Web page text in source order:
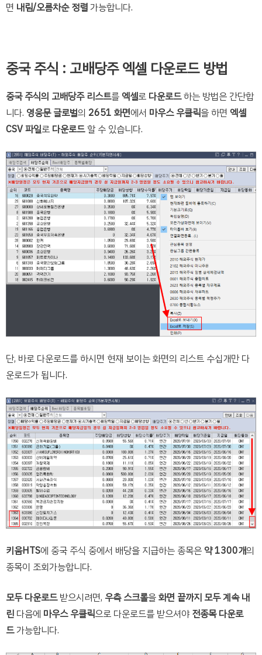
면 내림/오름차순 정렬 가능합니다.
중국 주식 : 고배당주 엑셀 다운로드 방법
중국 주식의 고배당주 리스트를 엑셀로 다운로드하는 방법은 간단합
니다. 영웅문 글로벌의 2651 화면에서 마우스 우클릭을 하면 엑셀
CSV 파일로 다운로드할 수 있습니다.
단, 바로 다운로드를 하시면 현재 보이는 화면의 리스트 수십개만 다
운로드가 됩니다.
키움HTS에 중국 주식 중에서 배당을 지급하는 종목은약 1300개의
종목이 조회가능합니다.
모두 다운로드받으시려면, 우측 스크롤을화면 끝까지 모두 계속 내
린 다음에 마우스 우클릭으로 다운로드를 받으셔야전종목 다운로
드가능합니다.